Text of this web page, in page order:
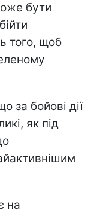
бути
того, щоб
за бойові дії
як під
на